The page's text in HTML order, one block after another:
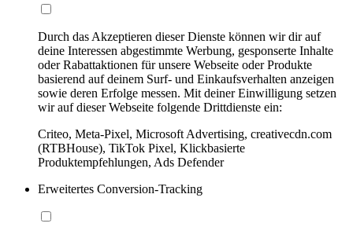
Durch das Akzeptieren dieser Dienste können wir dir auf
deine Interessen abgestimmte Werbung, gesponserte Inhalte
oder Rabattaktionen für unsere Webseite oder Produkte
basierend auf deinem Surf- und Einkaufsverhalten anzeigen
sowie deren Erfolge messen. Mit deiner Einwilligung setzen
wir auf dieser Webseite folgende Drittdienste ein:
Criteo, Meta-Pixel, Microsoft Advertising, creativecdn.com
(RTBHouse), TikTok Pixel, Klickbasierte
Produktempfehlungen, Ads Defender
Erweitertes Conversion-Tracking